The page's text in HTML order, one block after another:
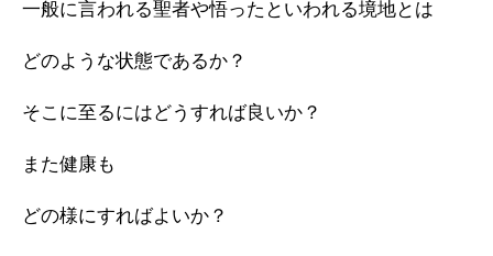
一般に言われる聖者や悟ったといわれる境地とは
どのような状態であるか？
そこに至るにはどうすれば良いか？
また健康も
どの様にすればよいか？